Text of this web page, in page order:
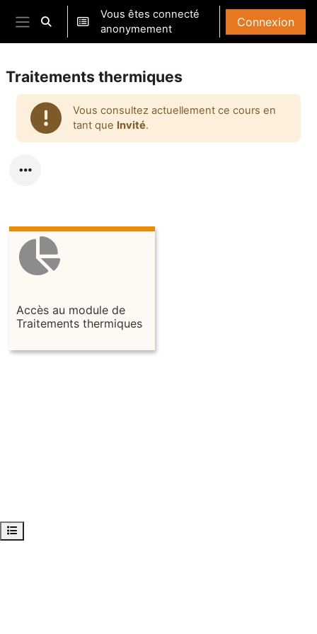
Passer au contenu principal
Panneau latéral
Activer/désactiver la saisie de recherche
Vous êtes connecté
anonymement
Connexion
Ouvrir l’index du cours
Traitements thermiques
Vous consultez actuellement ce cours en
tant que Invité.
Accès au module de
Traitements thermiques